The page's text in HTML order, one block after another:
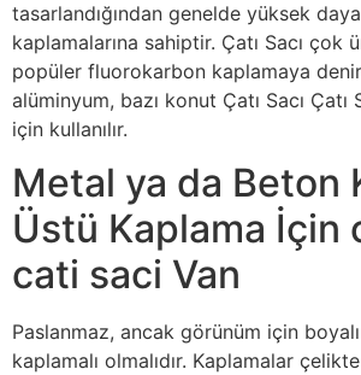
tasarlandığından genelde yüksek
kaplamalarına sahiptir. Çatı Sacı çok
popüler fluorokarbon kaplamaya
alüminyum, bazı konut Çatı Sacı Çatı
için kullanılır.
Metal ya da Beton
Üstü Kaplama İçin
cati saci Van
Paslanmaz, ancak görünüm için boyalı
kaplamalı olmalıdır. Kaplamalar